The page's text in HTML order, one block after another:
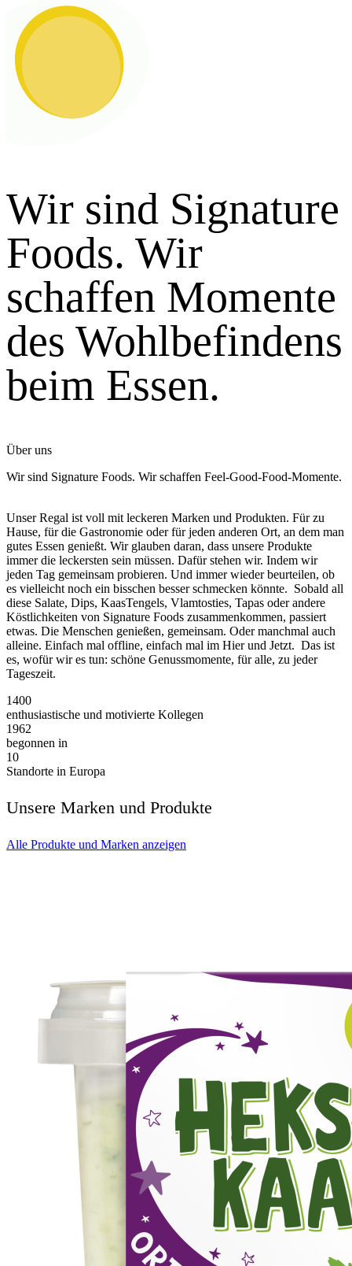
Wir sind Signature
Foods. Wir
schaffen Momente
des Wohlbefindens
beim Essen.
Über uns
Wir sind Signature Foods. Wir schaffen Feel-Good-Food-Momente.
Unser Regal ist voll mit leckeren Marken und Produkten. Für zu
Hause, für die Gastronomie oder für jeden anderen Ort, an dem man
gutes Essen genießt. Wir glauben daran, dass unsere Produkte
immer die leckersten sein müssen. Dafür stehen wir. Indem wir
jeden Tag gemeinsam probieren. Und immer wieder beurteilen, ob
es vielleicht noch ein bisschen besser schmecken könnte. Sobald all
diese Salate, Dips, KaasTengels, Vlamtosties, Tapas oder andere
Köstlichkeiten von Signature Foods zusammenkommen, passiert
etwas. Die Menschen genießen, gemeinsam. Oder manchmal auch
alleine. Einfach mal offline, einfach mal im Hier und Jetzt. Das ist
es, wofür wir es tun: schöne Genussmomente, für alle, zu jeder
Tageszeit.
1400
enthusiastische und motivierte Kollegen
1962
begonnen in
10
Standorte in Europa
Unsere Marken und Produkte
Alle Produkte und Marken anzeigen